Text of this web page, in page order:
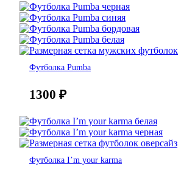
Футболка Pumba
1300 ₽
Футболка I’m your karma